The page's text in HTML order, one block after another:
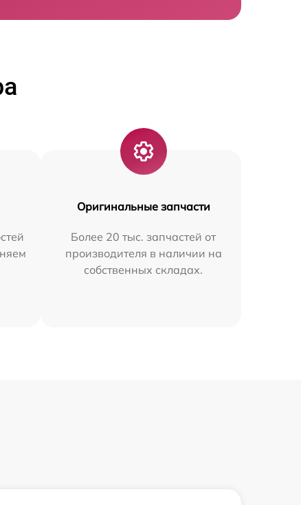
Оригинальные запчасти
Более 20 тыс. запчастей от
производителя в наличии на
собственных складах.